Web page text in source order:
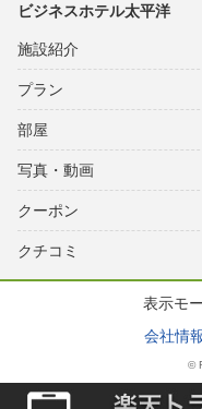
ビジネスホテル太平洋
施設紹介
プラン
部屋
写真・動画
クーポン
クチコミ
表示モ
会社情
©